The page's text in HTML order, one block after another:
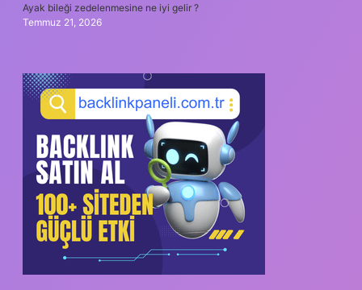
Ayak bileği zedelenmesine ne iyi gelir ?
Temmuz 21, 2026